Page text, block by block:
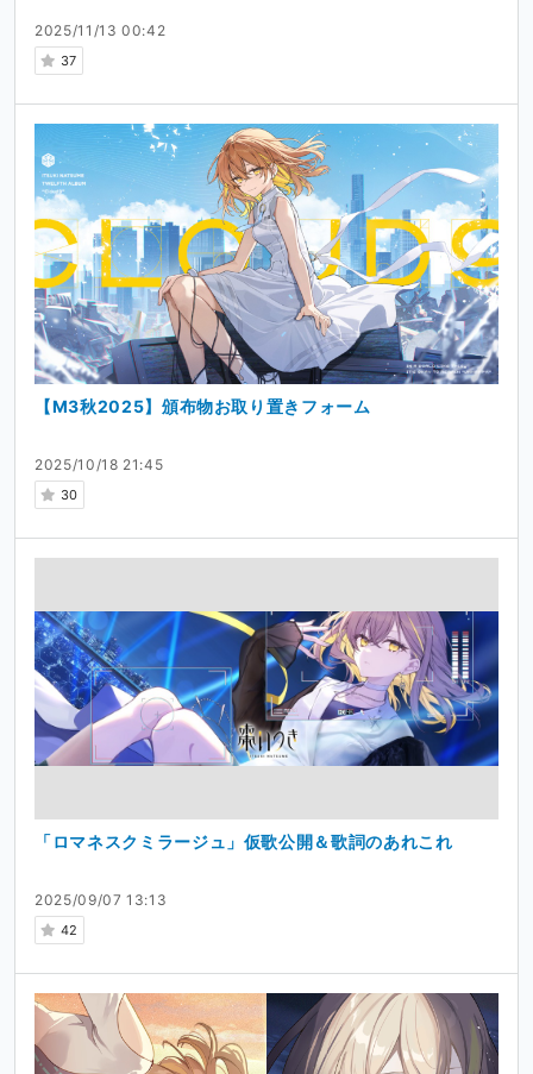
2025/11/13 00:42
37
2025/10/18 21:45
30
【M3秋2025】頒布物お取り置きフォーム
2025/09/07 13:13
42
「ロマネスクミラージュ」仮歌公開＆歌詞のあれこれ